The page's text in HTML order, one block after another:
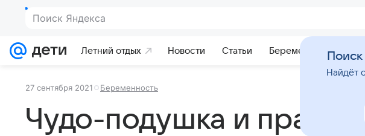
Поиск Яндекса
Летний отдых Новости Статьи Беременность
27 сентября 2021 Беременность
Чудо-подушка и
Найдёт